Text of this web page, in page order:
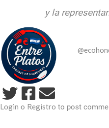
y la
Login o Registro to post